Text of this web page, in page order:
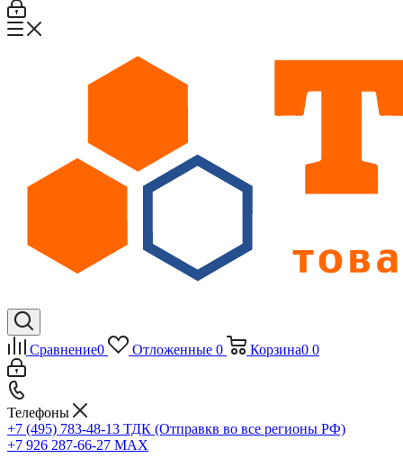
Сравнение0 Отложенные 0 Корзина0 0
Телефоны
+7 (495) 783-48-13 ТДК (Отправкв во все регионы РФ)
+7 926 287-66-27 МАХ